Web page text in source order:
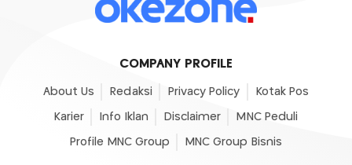
COMPANY PROFILE
About Us Redaksi Privacy Policy Kotak Pos
Karier Info Iklan Disclaimer MNC Peduli
Profile MNC Group MNC Group Bisnis